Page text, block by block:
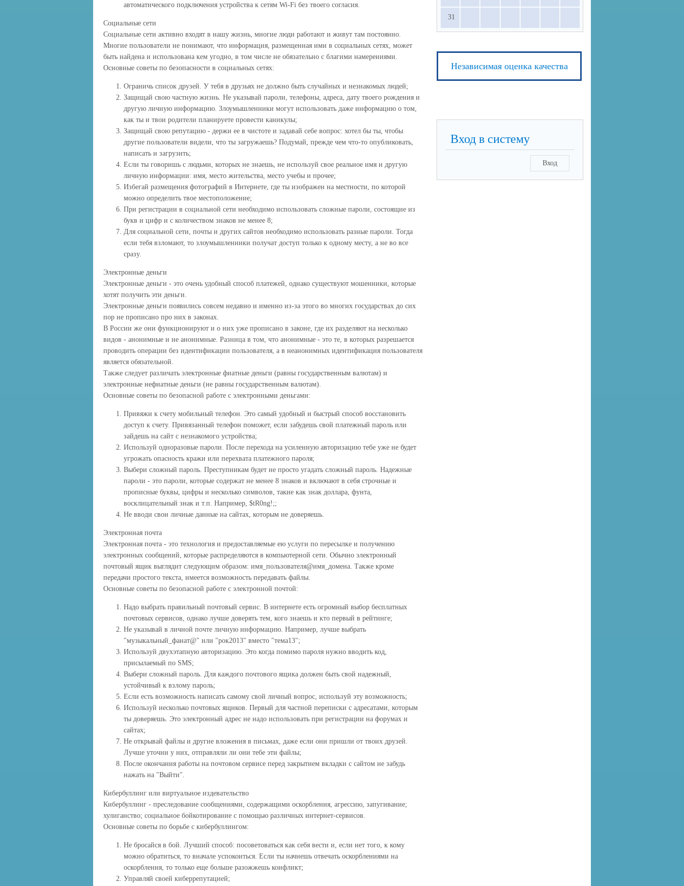
автоматического подключения устройства к сетям Wi-Fi без твоего согласия.
Социальные сети
Социальные сети активно входят в нашу жизнь, многие люди работают и живут там постоянно.
Многие пользователи не понимают, что информация, размещенная ими в социальных сетях, может
быть найдена и использована кем угодно, в том числе не обязательно с благими намерениями.
Основные советы по безопасности в социальных сетях:
Ограничь список друзей. У тебя в друзьях не должно быть случайных и незнакомых людей;
Защищай свою частную жизнь. Не указывай пароли, телефоны, адреса, дату твоего рождения и
другую личную информацию. Злоумышленники могут использовать даже информацию о том,
как ты и твои родители планируете провести каникулы;
Защищай свою репутацию - держи ее в чистоте и задавай себе вопрос: хотел бы ты, чтобы
другие пользователи видели, что ты загружаешь? Подумай, прежде чем что-то опубликовать,
написать и загрузить;
Если ты говоришь с людьми, которых не знаешь, не используй свое реальное имя и другую
личную информации: имя, место жительства, место учебы и прочее;
Избегай размещения фотографий в Интернете, где ты изображен на местности, по которой
можно определить твое местоположение;
При регистрации в социальной сети необходимо использовать сложные пароли, состоящие из
букв и цифр и с количеством знаков не менее 8;
Для социальной сети, почты и других сайтов необходимо использовать разные пароли. Тогда
если тебя взломают, то злоумышленники получат доступ только к одному месту, а не во все
сразу.
Электронные деньги
Электронные деньги - это очень удобный способ платежей, однако существуют мошенники, которые
хотят получить эти деньги.
Электронные деньги появились совсем недавно и именно из-за этого во многих государствах до сих
пор не прописано про них в законах.
В России же они функционируют и о них уже прописано в законе, где их разделяют на несколько
видов - анонимные и не анонимные. Разница в том, что анонимные - это те, в которых разрешается
проводить операции без идентификации пользователя, а в неанонимных идентификация пользователя
является обязательной.
Также следует различать электронные фиатные деньги (равны государственным валютам) и
электронные нефиатные деньги (не равны государственным валютам).
Основные советы по безопасной работе с электронными деньгами:
Привяжи к счету мобильный телефон. Это самый удобный и быстрый способ восстановить
доступ к счету. Привязанный телефон поможет, если забудешь свой платежный пароль или
зайдешь на сайт с незнакомого устройства;
Используй одноразовые пароли. После перехода на усиленную авторизацию тебе уже не будет
угрожать опасность кражи или перехвата платежного пароля;
Выбери сложный пароль. Преступникам будет не просто угадать сложный пароль. Надежные
пароли - это пароли, которые содержат не менее 8 знаков и включают в себя строчные и
прописные буквы, цифры и несколько символов, такие как знак доллара, фунта,
восклицательный знак и т.п. Например, $tR0ng!;;
Не вводи свои личные данные на сайтах, которым не доверяешь.
Электронная почта
Электронная почта - это технология и предоставляемые ею услуги по пересылке и получению
электронных сообщений, которые распределяются в компьютерной сети. Обычно электронный
почтовый ящик выглядит следующим образом: имя_пользователя@имя_домена. Также кроме
передачи простого текста, имеется возможность передавать файлы.
Основные советы по безопасной работе с электронной почтой:
Надо выбрать правильный почтовый сервис. В интернете есть огромный выбор бесплатных
почтовых сервисов, однако лучше доверять тем, кого знаешь и кто первый в рейтинге;
Не указывай в личной почте личную информацию. Например, лучше выбрать
"музыкальный_фанат@" или "рок2013" вместо "тема13";
Используй двухэтапную авторизацию. Это когда помимо пароля нужно вводить код,
присылаемый по SMS;
Выбери сложный пароль. Для каждого почтового ящика должен быть свой надежный,
устойчивый к взлому пароль;
Если есть возможность написать самому свой личный вопрос, используй эту возможность;
Используй несколько почтовых ящиков. Первый для частной переписки с адресатами, которым
ты доверяешь. Это электронный адрес не надо использовать при регистрации на форумах и
сайтах;
Не открывай файлы и другие вложения в письмах, даже если они пришли от твоих друзей.
Лучше уточни у них, отправляли ли они тебе эти файлы;
После окончания работы на почтовом сервисе перед закрытием вкладки с сайтом не забудь
нажать на "Выйти".
Кибербуллинг или виртуальное издевательство
Кибербуллинг - преследование сообщениями, содержащими оскорбления, агрессию, запугивание;
хулиганство; социальное бойкотирование с помощью различных интернет-сервисов.
Основные советы по борьбе с кибербуллингом:
Не бросайся в бой. Лучший способ: посоветоваться как себя вести и, если нет того, к кому
можно обратиться, то вначале успокоиться. Если ты начнешь отвечать оскорблениями на
оскорбления, то только еще больше разожжешь конфликт;
Управляй своей киберрепутацией;
31
Независимая оценка качества
Вход в систему
Вход